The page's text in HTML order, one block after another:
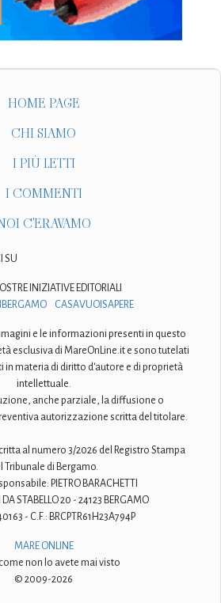
HOME PAGE
CHI SIAMO
I PIÙ LETTI
I COMMENTI
C'ERAVAMO
SU
INIZIATIVE EDITORIALI
CASAVUOISAPERE
e le informazioni presenti in questo
esclusiva di MareOnLine.it e sono tutelati
in materia di diritto d'autore e di proprietà
intellettuale.
anche parziale, la diffusione o
autorizzazione scritta del titolare.
al numero 3/2026 del Registro Stampa
Tribunale di Bergamo.
PIETRO BARACHETTI
DA STABELLO 20 - 24123 BERGAMO
- C.F.: BRCPTR61H23A794P
MARE ONLINE
come non lo avete mai visto
© 2009-2026